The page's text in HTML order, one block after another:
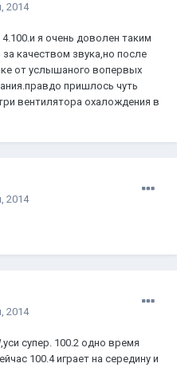
2014
я очень доволен таким
качеством звука,но после
от услышаного вопервых
пришлось чуть
вентилятора охалождения в
2014
2014
супер. 100.2 одно время
100.4 играет на середину и